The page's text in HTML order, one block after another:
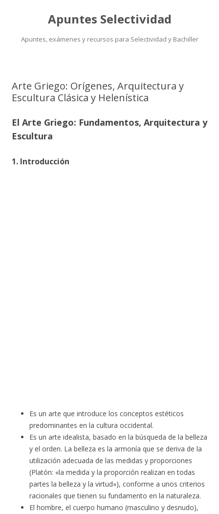
Apuntes Selectividad
Apuntes, exámenes y recursos para Selectividad y Bachiller
Arte Griego: Orígenes, Arquitectura y
Escultura Clásica y Helenística
El Arte Griego: Fundamentos, Arquitectura y
Escultura
1. Introducción
Es un arte que introduce los conceptos estéticos
predominantes en la cultura occidental.
Es un arte idealista, basado en la búsqueda de la belleza
y el orden. La belleza es la armonía que se deriva de la
utilización adecuada de las medidas y proporciones
(Platón: «la medida y la proporción realizan en todas
partes la belleza y la virtud»), conforme a unos criterios
racionales que tienen su fundamento en la naturaleza.
El hombre, el cuerpo humano (masculino y desnudo),